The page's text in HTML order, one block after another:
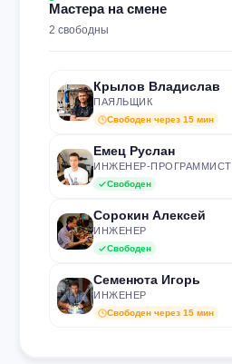
Мастера на смене
2 свободны
Крылов Владислав
ПАЯЛЬЩИК
Свободен через 15 мин
Емец Руслан
ИНЖЕНЕР-ПРОГРАММИСТ
Свободен
Сорокин Алексей
ИНЖЕНЕР
Свободен
Семенюта Игорь
ИНЖЕНЕР
Свободен через 15 мин